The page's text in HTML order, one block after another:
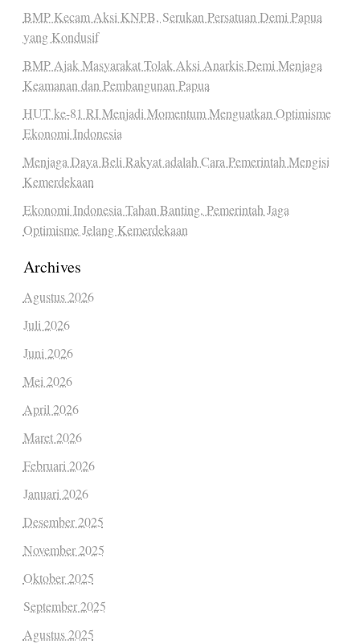
BMP Kecam Aksi KNPB, Serukan Persatuan Demi Papua
yang Kondusif
BMP Ajak Masyarakat Tolak Aksi Anarkis Demi Menjaga
Keamanan dan Pembangunan Papua
HUT ke-81 RI Menjadi Momentum Menguatkan Optimisme
Ekonomi Indonesia
Menjaga Daya Beli Rakyat adalah Cara Pemerintah Mengisi
Kemerdekaan
Ekonomi Indonesia Tahan Banting, Pemerintah Jaga
Optimisme Jelang Kemerdekaan
Archives
Agustus 2026
Juli 2026
Juni 2026
Mei 2026
April 2026
Maret 2026
Februari 2026
Januari 2026
Desember 2025
November 2025
Oktober 2025
September 2025
Agustus 2025